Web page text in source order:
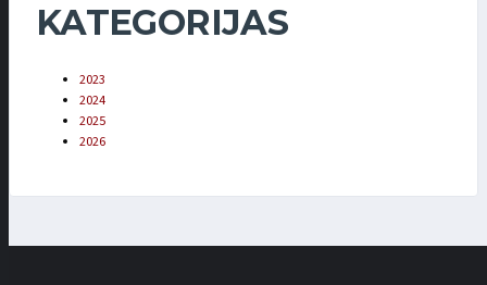
KATEGORIJAS
2023
2024
2025
2026